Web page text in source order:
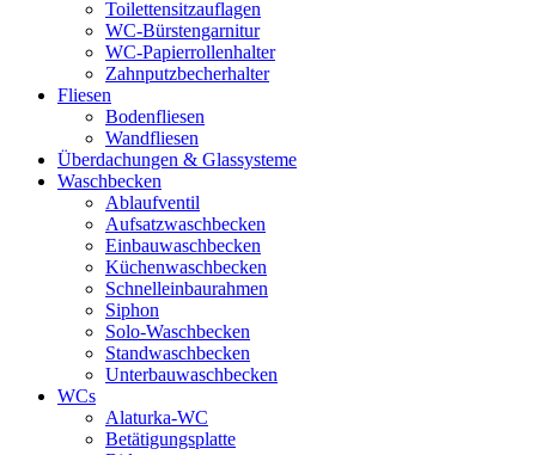
Toilettensitzauflagen
WC-Bürstengarnitur
WC-Papierrollenhalter
Zahnputzbecherhalter
Fliesen
Bodenfliesen
Wandfliesen
Überdachungen & Glassysteme
Waschbecken
Ablaufventil
Aufsatzwaschbecken
Einbauwaschbecken
Küchenwaschbecken
Schnelleinbaurahmen
Siphon
Solo-Waschbecken
Standwaschbecken
Unterbauwaschbecken
WCs
Alaturka-WC
Betätigungsplatte